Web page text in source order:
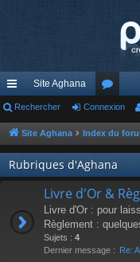
cc
ès
ra
pi
Site Aghana
or
u
m
s
Rechercher Connexion
Site Aghana Index du
Rubriques d'Aghana
Livre d'Or &
Livre d'Or : pour
Règlement :
Sujets : 4
Dernier message : Re: